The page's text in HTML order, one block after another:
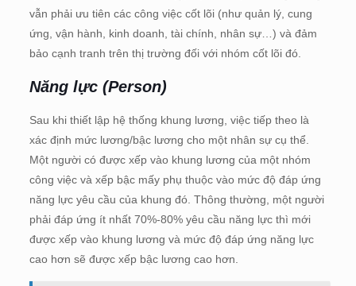
vẫn phải ưu tiên các công việc cốt lõi (như quản lý, cung
ứng, vận hành, kinh doanh, tài chính, nhân sự…) và đảm
bảo cạnh tranh trên thị trường đối với nhóm cốt lõi đó.
Năng lực (Person)
Sau khi thiết lập hệ thống khung lương, việc tiếp theo là
xác định mức lương/bậc lương cho một nhân sự cụ thể.
Một người có được xếp vào khung lương của một nhóm
công việc và xếp bậc mấy phụ thuộc vào mức độ đáp ứng
năng lực yêu cầu của khung đó. Thông thường, một người
phải đáp ứng ít nhất 70%-80% yêu cầu năng lực thì mới
được xếp vào khung lương và mức độ đáp ứng năng lực
cao hơn sẽ được xếp bậc lương cao hơn.